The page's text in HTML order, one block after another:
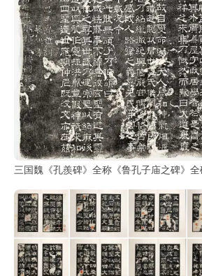
三国魏《孔羨碑》全称《鲁孔子庙之碑》全
字
库
篆
刻
印
鉴
查
询